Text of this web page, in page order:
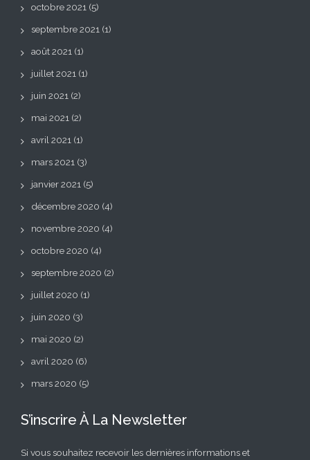
octobre 2021 (5)
septembre 2021 (1)
août 2021 (1)
juillet 2021 (1)
juin 2021 (2)
mai 2021 (2)
avril 2021 (1)
mars 2021 (3)
janvier 2021 (5)
décembre 2020 (4)
novembre 2020 (4)
octobre 2020 (4)
septembre 2020 (2)
juillet 2020 (1)
juin 2020 (3)
mai 2020 (2)
avril 2020 (6)
mars 2020 (5)
S’inscrire À La Newsletter
Si vous souhaitez recevoir les dernières informations et